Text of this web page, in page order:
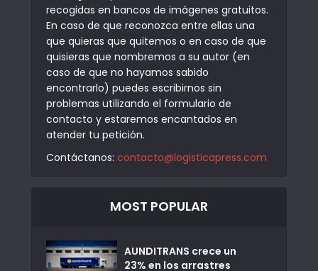
recogidas en bancos de imágenes gratuitos.
En caso de que reconozca entre ellas una
que quieras que quitemos o en caso de que
quisieras que nombremos a su autor (en
caso de que no hayamos sabido
encontrarlo) puedes escribirnos sin
problemas utilizando el formulario de
contacto y estaremos encantados en
atender tu petición.
Contáctanos: contacto@logisticapress.com
MOST POPULAR
AUNDITRANS crece un
23% en los arrastres